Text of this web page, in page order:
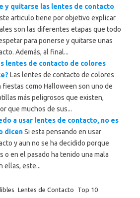
y quitarse las lentes de contacto
articulo tiene por objetivo explicar
son las diferentes etapas que todo
para ponerse y quitarse unas
Además, al final...
lentes de contacto de colores
Las lentes de contacto de colores
fiestas como Halloween son uno de
más peligrosos que existen,
que muchos de sus...
a usar lentes de contacto, no es
dicenSi esta pensando en usar
y aun no se ha decidido porque
o en el pasado ha tenido una mala
ellas, este...
Lentes de Contacto Top 10